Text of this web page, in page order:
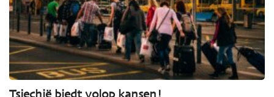
Tsjechië biedt volop kansen!